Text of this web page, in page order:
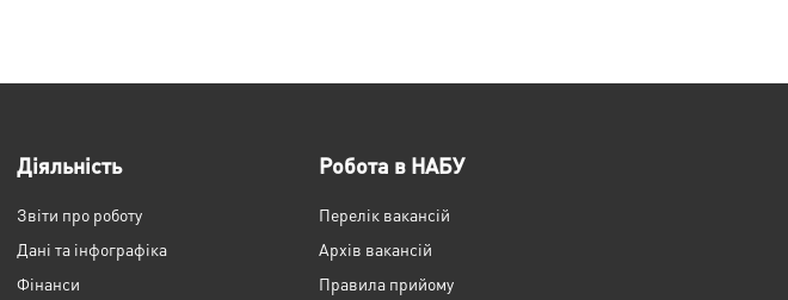
Діяльність
Звіти про роботу
Дані та інфографіка
Фінанси
Робота в НАБУ
Перелік вакансій
Архів вакансій
Правила прийому